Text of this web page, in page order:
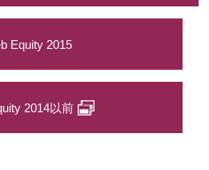
Equity 2015
2014以前